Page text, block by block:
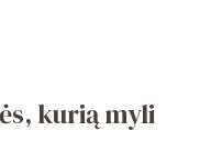
kurią myli